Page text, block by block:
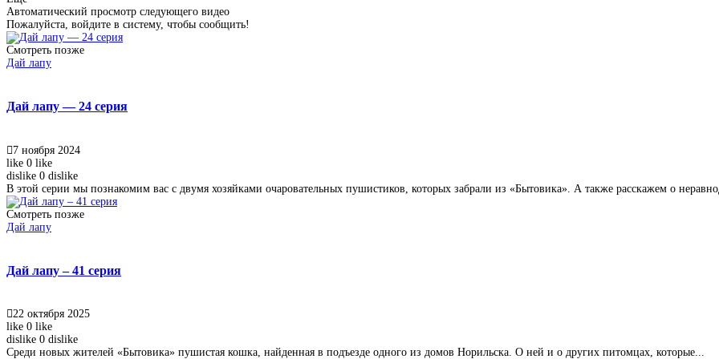
Автоматический просмотр следующего видео
Пожалуйста, войдите в систему, чтобы сообщить!
Смотреть позже
Дай лапу
Дай лапу — 24 серия
7 ноября 2024
like 0 like
dislike 0 dislike
В этой серии мы познакомим вас с двумя хозяйками очаровательных пушистиков, которых забрали из «Бытовика». А также расскажем о
Смотреть позже
Дай лапу
Дай лапу – 41 серия
22 октября 2025
like 0 like
dislike 0 dislike
Среди новых жителей «Бытовика» пушистая кошка, найденная в подъезде одного из домов Норильска. О ней и о других питомцах, которые...